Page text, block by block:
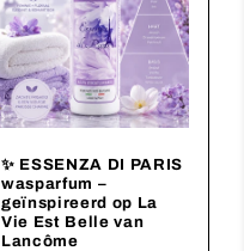
✨ ESSENZA DI PARIS
wasparfum –
geïnspireerd op La
Vie Est Belle van
Lancôme